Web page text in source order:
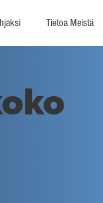
Tietoa Meistä